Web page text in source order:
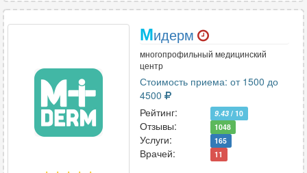
Мидерм
многопрофильный медицинский
центр
Стоимость приема: от 1500 до
4500
Рейтинг:
9.43 / 10
Отзывы: 1048
Услуги: 165
Врачей: 11